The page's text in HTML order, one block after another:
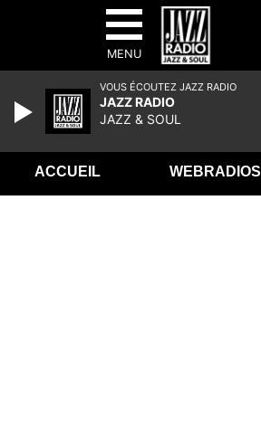
MENU
ACCUEIL WEBRADIOS
VOUS ÉCOUTEZ JAZZ RADIO
JAZZ RADIO
JAZZ & SOUL